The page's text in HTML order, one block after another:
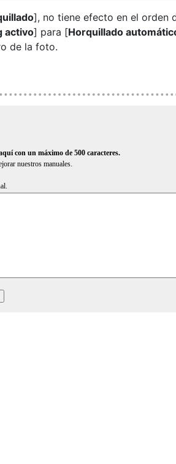
], no tiene efecto en el orden
activo] para [Horquillado
de la foto.